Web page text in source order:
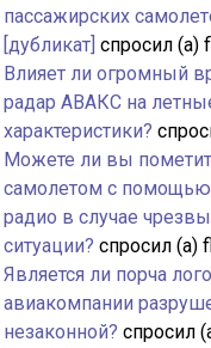
пассажирских
[дубликат] спросил (а)
Влияет ли огромный
радар АВАКС на
характеристики?
Можете ли вы
самолетом с помощью
радио в случае
ситуации? спросил (а)
Является ли порча
авиакомпании
незаконной? спросил